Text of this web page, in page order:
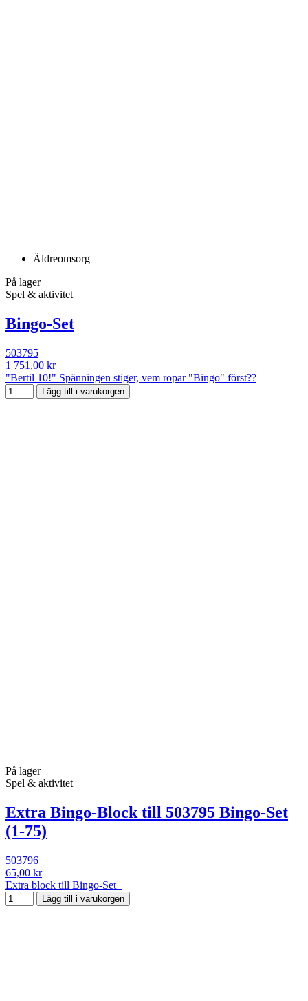
Äldreomsorg
På lager
Spel & aktivitet
Bingo-Set
503795
1 751,00 kr
"Bertil 10!" Spänningen stiger, vem ropar "Bingo" först??
Lägg till i varukorgen
På lager
Spel & aktivitet
Extra Bingo-Block till 503795 Bingo-Set
(1-75)
503796
65,00 kr
Extra block till Bingo-Set
Lägg till i varukorgen